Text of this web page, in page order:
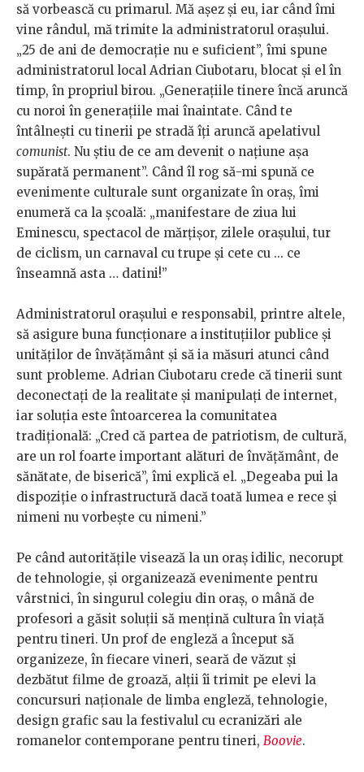
să vorbească cu primarul. Mă așez și eu, iar când îmi
vine rândul, mă trimite la administratorul orașului.
„25 de ani de democrație nu e suficient”, îmi spune
administratorul local Adrian Ciubotaru, blocat și el în
timp, în propriul birou. „Generațiile tinere încă aruncă
cu noroi în generațiile mai înaintate. Când te
întâlnești cu tinerii pe stradă îți aruncă apelativul
comunist. Nu știu de ce am devenit o națiune așa
supărată permanent”. Când îl rog să-mi spună ce
evenimente culturale sunt organizate în oraș, îmi
enumeră ca la școală: „manifestare de ziua lui
Eminescu, spectacol de mărțișor, zilele orașului, tur
de ciclism, un carnaval cu trupe și cete cu ... ce
înseamnă asta … datini!”
Administratorul orașului e responsabil, printre altele,
să asigure buna funcționare a instituțiilor publice și
unităților de învățământ și să ia măsuri atunci când
sunt probleme. Adrian Ciubotaru crede că tinerii sunt
deconectați de la realitate și manipulați de internet,
iar soluția este întoarcerea la comunitatea
tradițională: „Cred că partea de patriotism, de cultură,
are un rol foarte important alături de învățământ, de
sănătate, de biserică”, îmi explică el. „Degeaba pui la
dispoziție o infrastructură dacă toată lumea e rece și
nimeni nu vorbește cu nimeni.”
Pe când autoritățile visează la un oraș idilic, necorupt
de tehnologie, și organizează evenimente pentru
vârstnici, în singurul colegiu din oraș, o mână de
profesori a găsit soluții să mențină cultura în viață
pentru tineri. Un prof de engleză a început să
organizeze, în fiecare vineri, seară de văzut și
dezbătut filme de groază, alții îi trimit pe elevi la
concursuri naționale de limba engleză, tehnologie,
design grafic sau la festivalul cu ecranizări ale
romanelor contemporane pentru tineri, Boovie.